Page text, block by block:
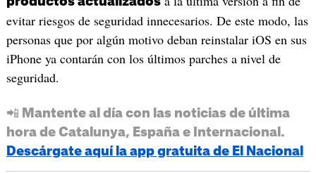
evitar riesgos de seguridad innecesarios. De este modo, las
personas que por algún motivo deban reinstalar iOS en sus
iPhone ya contarán con los últimos parches a nivel de
seguridad.
📲 Mantente al día con las noticias de última
hora de Catalunya, España e Internacional.
Descárgate aquí la app gratuita de El Nacional